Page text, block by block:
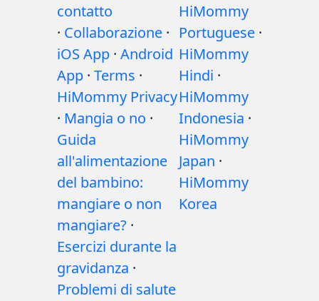
contatto
· Collaborazione ·
iOS App · Android
App · Terms ·
HiMommy Privacy
· Mangia o no ·
Guida
all'alimentazione
del bambino:
mangiare o non
mangiare? ·
Esercizi durante la
gravidanza ·
Problemi di salute
HiMommy
Portuguese ·
HiMommy
Hindi ·
HiMommy
Indonesia ·
HiMommy
Japan ·
HiMommy
Korea